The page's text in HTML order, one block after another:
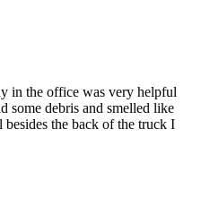
in the office was very helpful
some debris and smelled like
the back of the truck I